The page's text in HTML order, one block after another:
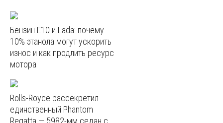
Бензин E10 и Lada: почему
10% этанола могут ускорить
износ и как продлить ресурс
мотора
Rolls-Royce рассекретил
единственный Phantom
Regatta — 5982‑мм седан с